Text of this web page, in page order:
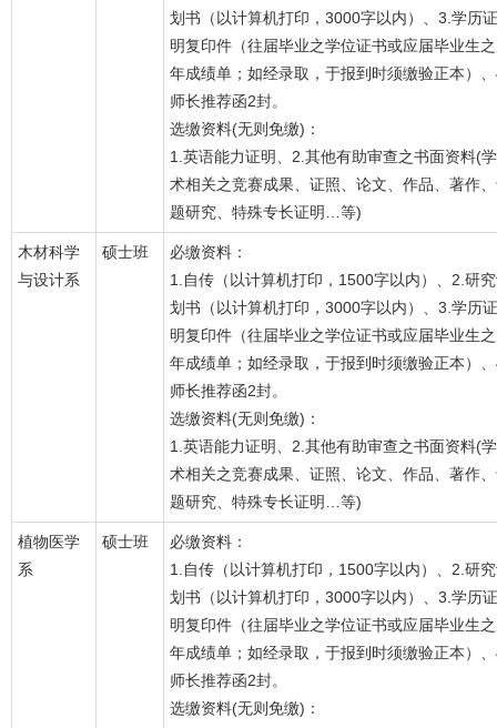
划书（以计算机打印，3000字以内）、3.学历证
明复印件（往届毕业之学位证书或应届毕业生
年成绩单；如经录取，于报到时须缴验正本）
师长推荐函2封。
选缴资料(无则免缴)：
1.英语能力证明、2.其他有助审查之书面资料(学
术相关之竞赛成果、证照、论文、作品、著作
题研究、特殊专长证明…等)
木材科学
与设计系
硕士班
必缴资料：
1.自传（以计算机打印，1500字以内）、2.研
划书（以计算机打印，3000字以内）、3.学历证
明复印件（往届毕业之学位证书或应届毕业生
年成绩单；如经录取，于报到时须缴验正本）
师长推荐函2封。
选缴资料(无则免缴)：
1.英语能力证明、2.其他有助审查之书面资料(学
术相关之竞赛成果、证照、论文、作品、著作
题研究、特殊专长证明…等)
植物医学
系
硕士班
必缴资料：
1.自传（以计算机打印，1500字以内）、2.研
划书（以计算机打印，3000字以内）、3.学历证
明复印件（往届毕业之学位证书或应届毕业生
年成绩单；如经录取，于报到时须缴验正本）
师长推荐函2封。
选缴资料(无则免缴)：